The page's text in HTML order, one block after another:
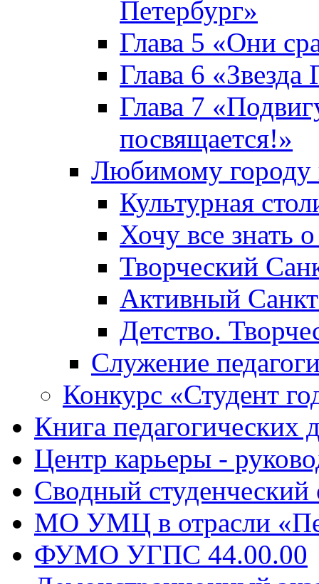
Петербург»
Глава 5 «Они
Глава 6 «Звезда
Глава 7
посвящается!»
Любимому городу
Культурная
Хочу все знать
Творческий
Активный
Детство.
Служение
Конкурс «Студент
Книга педагогических
Центр карьеры -
Сводный
МО УМЦ в отрасли
ФУМО УГПС 44.00.00